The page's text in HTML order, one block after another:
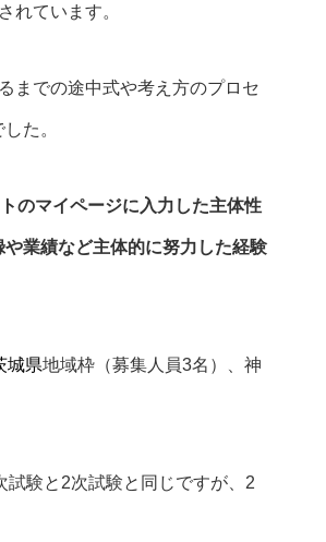
れています。
までの途中式や考え方のプロセ
た。
のマイページに入力した主体性
業績など主体的に努力した経験
城県地域枠（募集人員3名）、神
験と2次試験と同じですが、2